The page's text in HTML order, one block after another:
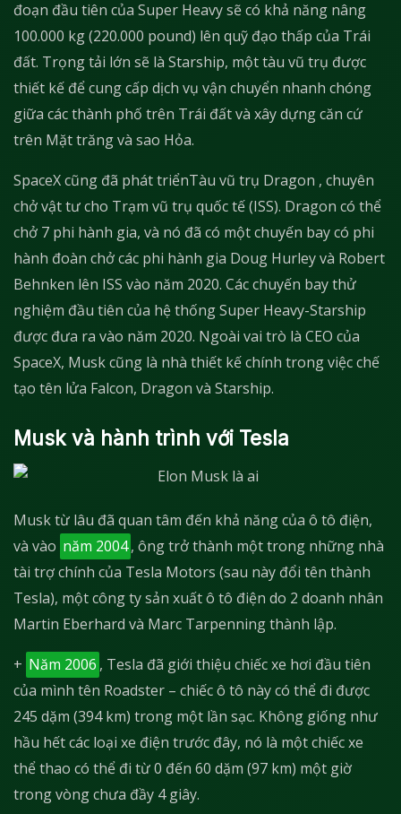
đoạn đầu tiên của Super Heavy sẽ có khả năng nâng
100.000 kg (220.000 pound) lên quỹ đạo thấp của Trái
đất. Trọng tải lớn sẽ là Starship, một tàu vũ trụ được
thiết kế để cung cấp dịch vụ vận chuyển nhanh chóng
giữa các thành phố trên Trái đất và xây dựng căn cứ
trên Mặt trăng và sao Hỏa.
SpaceX cũng đã phát triểnTàu vũ trụ Dragon , chuyên
chở vật tư cho Trạm vũ trụ quốc tế (ISS). Dragon có thể
chở 7 phi hành gia, và nó đã có một chuyến bay có phi
hành đoàn chở các phi hành gia Doug Hurley và Robert
Behnken lên ISS vào năm 2020. Các chuyến bay thử
nghiệm đầu tiên của hệ thống Super Heavy-Starship
được đưa ra vào năm 2020. Ngoài vai trò là CEO của
SpaceX, Musk cũng là nhà thiết kế chính trong việc chế
tạo tên lửa Falcon, Dragon và Starship.
Musk và hành trình với Tesla
Musk từ lâu đã quan tâm đến khả năng của ô tô điện,
và vào năm 2004, ông trở thành một trong những nhà
tài trợ chính của Tesla Motors (sau này đổi tên thành
Tesla), một công ty sản xuất ô tô điện do 2 doanh nhân
Martin Eberhard và Marc Tarpenning thành lập.
+ Năm 2006 , Tesla đã giới thiệu chiếc xe hơi đầu tiên
của mình tên Roadster – chiếc ô tô này có thể đi được
245 dặm (394 km) trong một lần sạc. Không giống như
hầu hết các loại xe điện trước đây, nó là một chiếc xe
thể thao có thể đi từ 0 đến 60 dặm (97 km) một giờ
trong vòng chưa đầy 4 giây.